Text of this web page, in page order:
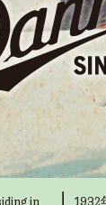
in
1932